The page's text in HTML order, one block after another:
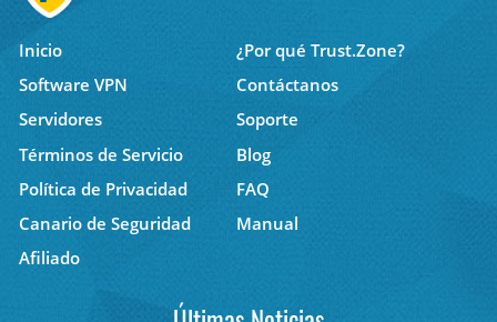
Inicio
¿Por qué Trust.Zone?
Software VPN
Contáctanos
Servidores
Soporte
Términos de Servicio
Blog
Política de Privacidad
FAQ
Canario de Seguridad
Manual
Afiliado